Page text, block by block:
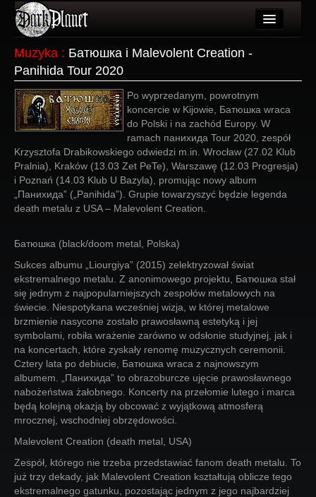
Użytkownicy
Wydarzenia
Galeria
Forum
Więcej
Login
Muzyka : Батюшка i Malevolent Creation -
Panihida Tour 2020
Po wyprzedanym, powrotnym
koncercie w Kijowie, Батюшка wraca
do Polski i na zachód Europy. W
ramach панихида Tour 2020, zespół
Krzysztofa Drabikowskiego odwiedzi m.in. Wrocław (27.02 Klub
Pralnia), Kraków (13.03 Zet PeTe), Warszawę (12.03 Progresja)
i Poznań (14.03 Klub U Bazyla), promując nowy album
„Панихида” („Panihida”). Grupie towarzyszyć będzie legenda
death metalu z USA – Malevolent Creation.
Батюшка (black/doom metal, Polska)
Sukces albumu „Liourgiya” (2015) zelektryzował świat
ekstremalnego metalu. Z anonimowego projektu, Батюшка stał
się jednym z najpopularniejszych zespołów metalowych na
świecie. Niespotykana wcześniej wizja, w której metalowe
brzmienie nasycone zostało prawosławną estetyką i jej
symbolami, robiła wrażenie zarówno w odsłonie studyjnej, jak i
na koncertach, które zyskały renomę muzycznych ceremonii.
Cztery lata po debiucie, Батюшка wraca z najnowszym
albumem. „Панихида” to obrazoburcze ujęcie prawosławnego
nabożeństwa żałobnego. Koncerty na przełomie lutego i marca
będą kolejną okazją by obcować z wyjątkową atmosferą
mrocznej, wschodniej obrzędowości.
Malevolent Creation (death metal, USA)
Zespół, którego nie trzeba przedstawiać fanom death metalu. To
już trzy dekady, jak Malevolent Creation kształtują oblicze tego
ekstremalnego gatunku, pozostając jednym z jego najbardziej